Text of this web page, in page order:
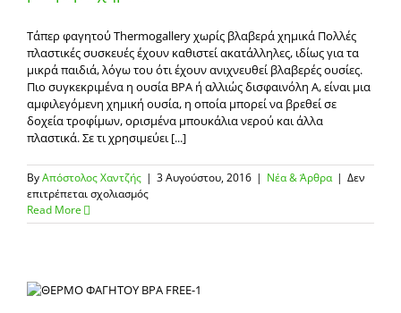
Τάπερ φαγητού Thermogallery χωρίς βλαβερά χημικά Πολλές
πλαστικές συσκευές έχουν καθιστεί ακατάλληλες, ιδίως για τα
μικρά παιδιά, λόγω του ότι έχουν ανιχνευθεί βλαβερές ουσίες.
Πιο συγκεκριμένα η ουσία BPA ή αλλιώς δισφαινόλη Α, είναι μια
αμφιλεγόμενη χημική ουσία, η οποία μπορεί να βρεθεί σε
δοχεία τροφίμων, ορισμένα μπουκάλια νερού και άλλα
πλαστικά. Σε τι χρησιμεύει [...]
ByΑπόστολος Χαντζής | 3 Αυγούστου, 2016 | Νέα & Άρθρα | Δεν
επιτρέπεται σχολιασμόςστο
φαγητού
χημικά
Read More